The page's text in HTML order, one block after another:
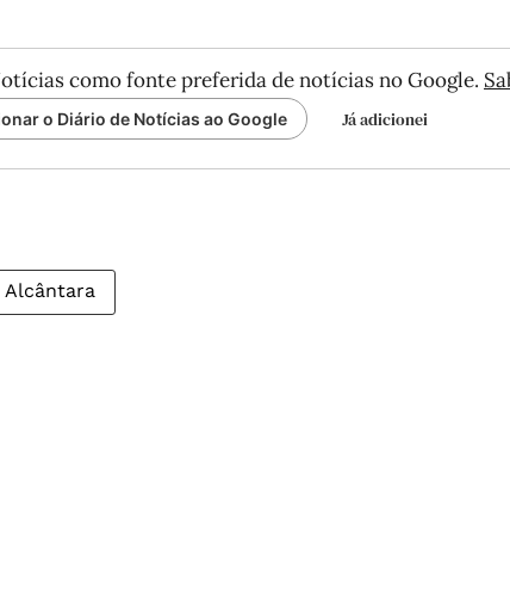
como fonte preferida de notícias no Google.
o Diário de Notícias ao Google Já adicionei
Alcântara